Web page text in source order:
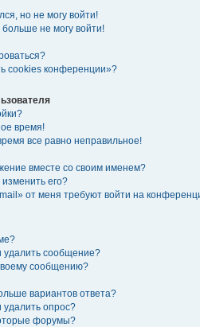
но не могу войти!
не могу войти!
cookies конференции»?
время!
все равно неправильное!
вместе со своим именем?
изменить его?
от меня требуют войти на
удалить сообщение?
сообщению?
вариантов ответа?
удалить опрос?
форумы?